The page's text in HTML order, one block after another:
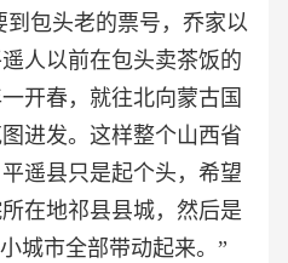
包头老的票号，乔家以
人以前在包头卖茶饭的
开春，就往北向蒙古国
进发。这样整个山西省
遥县只是起个头，希望
在地祁县县城，然后是
城市全部带动起来。”